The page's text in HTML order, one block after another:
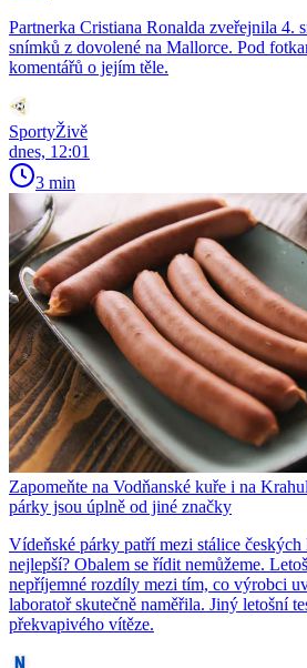
Partnerka Cristiana Ronalda zveřejnila 4.
snímků z dovolené na Mallorce. Pod
komentářů o jejím těle.
SportyŽivě
dnes, 12:01
3 min
Zapomeňte na Vodňanské kuře i na
párky jsou úplně od jiné značky
Vídeňské párky patří mezi stálice
nejlepší? Obalem se řídit nemůžeme.
nepříjemné rozdíly mezi tím, co výrobci
laboratoř skutečně naměřila. Jiný letošní
překvapivého vítěze.